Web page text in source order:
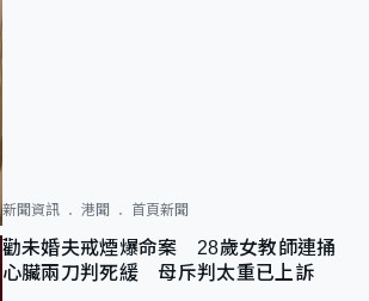
新聞資訊 港聞 首頁新聞
勸未婚夫戒煙爆命案 28歲女教師連捅
心臟兩刀判死緩 母斥判太重已上訴